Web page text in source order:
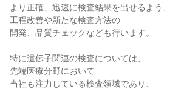
より正確、迅速に検査結果を出せるよう、
工程改善や新たな検査方法の
開発、品質チェックなども行います。
特に遺伝子関連の検査については、
先端医療分野において
当社も注力している検査領域であり、